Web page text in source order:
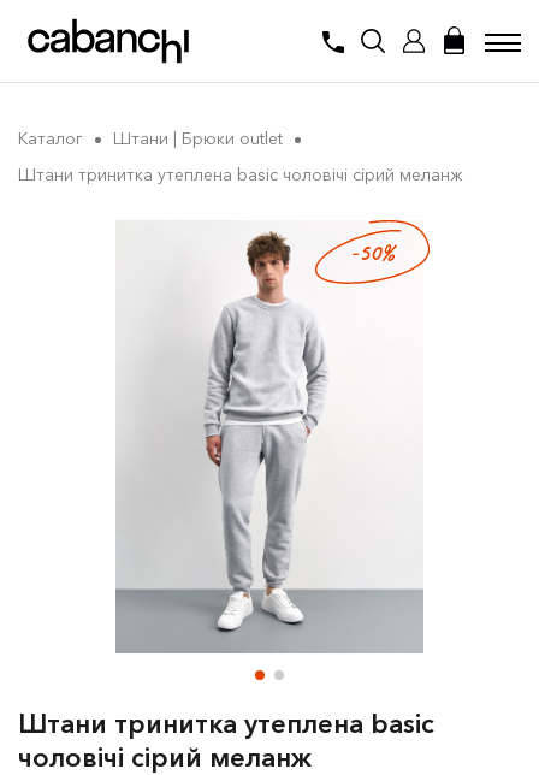
Каталог
Штани | Брюки outlet
Штани тринитка утеплена basic чоловічі сірий меланж
-50%
Штани тринитка утеплена basic
чоловічі сірий меланж